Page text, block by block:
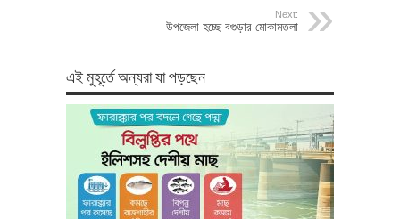
Next:
উপজেলা হচ্ছে বগুড়ার মোকামতলা
এই মুহূর্তে অন্যরা যা পড়ছেন